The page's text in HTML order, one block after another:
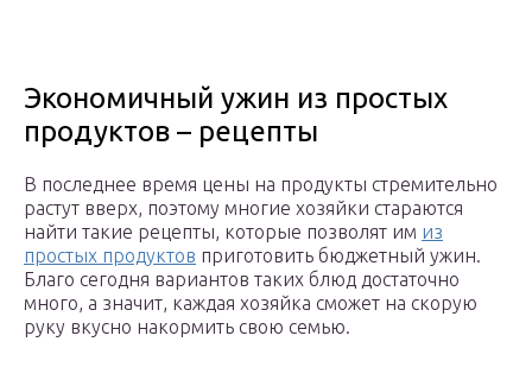
Экономичный ужин из простых
продуктов – рецепты
В последнее время цены на продукты стремительно
растут вверх, поэтому многие хозяйки стараются
найти такие рецепты, которые позволят им из
простых продуктов приготовить бюджетный ужин.
Благо сегодня вариантов таких блюд достаточно
много, а значит, каждая хозяйка сможет на скорую
руку вкусно накормить свою семью.